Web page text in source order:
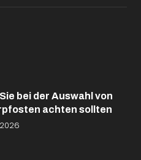
bei der Auswahl von
achten sollten